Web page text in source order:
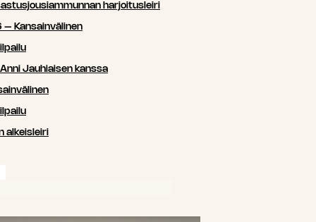
harjoitusleiri
Kansainvälinen
Jauhiaisen kanssa
alkeisleiri